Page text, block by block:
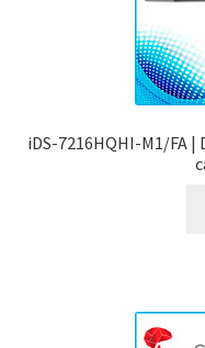
iDS-7216HQHI-M1/FA |